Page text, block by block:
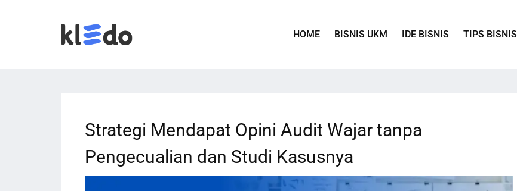
HOME BISNIS UKM IDE BISNIS TIPS BISNIS
Strategi Mendapat Opini Audit Wajar tanpa
Pengecualian dan Studi Kasusnya